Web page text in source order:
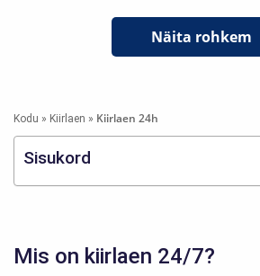
Näita rohkem
Kodu » Kiirlaen » Kiirlaen 24h
Sisukord
Mis on kiirlaen 24/7?